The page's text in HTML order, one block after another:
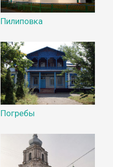
Пилиповка
Погребы